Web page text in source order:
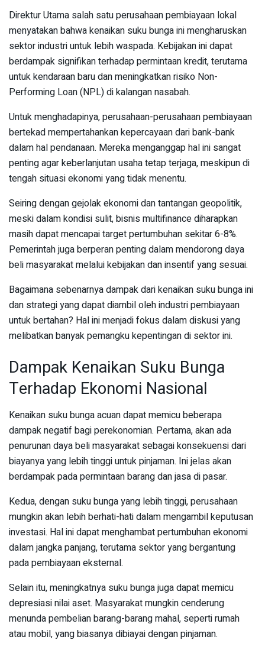
Direktur Utama salah satu perusahaan pembiayaan lokal
menyatakan bahwa kenaikan suku bunga ini mengharuskan
sektor industri untuk lebih waspada. Kebijakan ini dapat
berdampak signifikan terhadap permintaan kredit, terutama
untuk kendaraan baru dan meningkatkan risiko Non-
Performing Loan (NPL) di kalangan nasabah.
Untuk menghadapinya, perusahaan-perusahaan pembiayaan
bertekad mempertahankan kepercayaan dari bank-bank
dalam hal pendanaan. Mereka menganggap hal ini sangat
penting agar keberlanjutan usaha tetap terjaga, meskipun di
tengah situasi ekonomi yang tidak menentu.
Seiring dengan gejolak ekonomi dan tantangan geopolitik,
meski dalam kondisi sulit, bisnis multifinance diharapkan
masih dapat mencapai target pertumbuhan sekitar 6-8%.
Pemerintah juga berperan penting dalam mendorong daya
beli masyarakat melalui kebijakan dan insentif yang sesuai.
Bagaimana sebenarnya dampak dari kenaikan suku bunga ini
dan strategi yang dapat diambil oleh industri pembiayaan
untuk bertahan? Hal ini menjadi fokus dalam diskusi yang
melibatkan banyak pemangku kepentingan di sektor ini.
Dampak Kenaikan Suku Bunga
Terhadap Ekonomi Nasional
Kenaikan suku bunga acuan dapat memicu beberapa
dampak negatif bagi perekonomian. Pertama, akan ada
penurunan daya beli masyarakat sebagai konsekuensi dari
biayanya yang lebih tinggi untuk pinjaman. Ini jelas akan
berdampak pada permintaan barang dan jasa di pasar.
Kedua, dengan suku bunga yang lebih tinggi, perusahaan
mungkin akan lebih berhati-hati dalam mengambil keputusan
investasi. Hal ini dapat menghambat pertumbuhan ekonomi
dalam jangka panjang, terutama sektor yang bergantung
pada pembiayaan eksternal.
Selain itu, meningkatnya suku bunga juga dapat memicu
depresiasi nilai aset. Masyarakat mungkin cenderung
menunda pembelian barang-barang mahal, seperti rumah
atau mobil, yang biasanya dibiayai dengan pinjaman.